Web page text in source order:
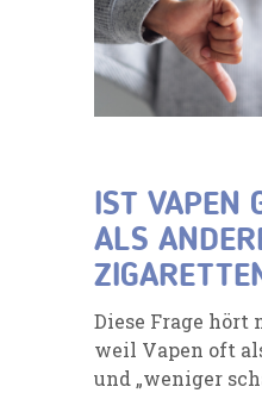
IST VAPEN
ALS
Diese Frage hört
weil Vapen oft
und „weniger